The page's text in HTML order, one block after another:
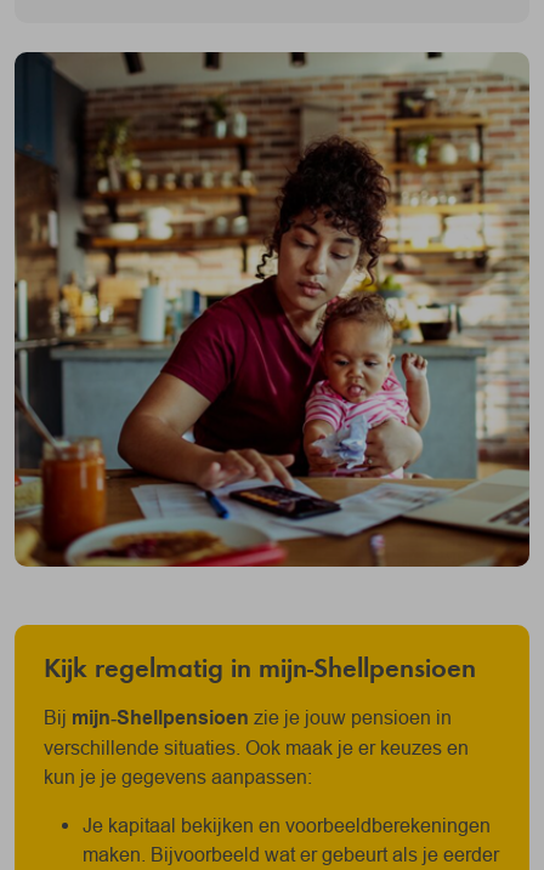
Kijk regelmatig in mijn‑Shellpensioen
Bij mijn‑Shellpensioen zie je jouw pensioen in
verschillende situaties. Ook maak je er keuzes en
kun je je gegevens aanpassen:
Je kapitaal bekijken en voorbeeldberekeningen
maken. Bijvoorbeeld wat er gebeurt als je eerder